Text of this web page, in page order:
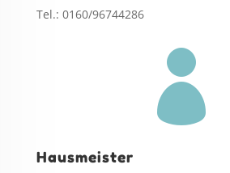
Tel.: 0160/96744286

Hausmeister